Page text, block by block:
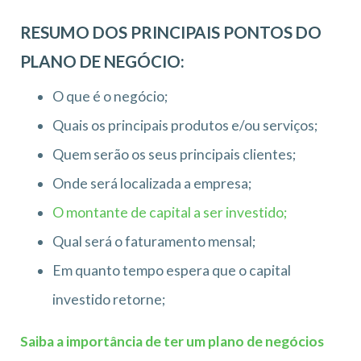
RESUMO DOS PRINCIPAIS PONTOS DO
PLANO DE NEGÓCIO:
O que é o negócio;
Quais os principais produtos e/ou serviços;
Quem serão os seus principais clientes;
Onde será localizada a empresa;
O montante de capital a ser investido;
Qual será o faturamento mensal;
Em quanto tempo espera que o capital
investido retorne;
Saiba a importância de ter um plano de negócios